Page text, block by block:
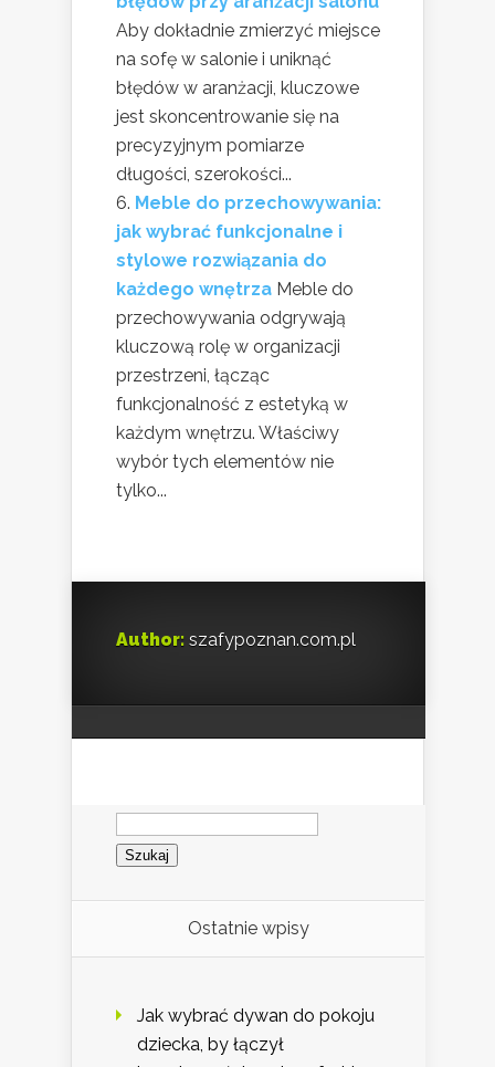
Aby dokładnie zmierzyć miejsce
na sofę w salonie i uniknąć
błędów w aranżacji, kluczowe
jest skoncentrowanie się na
precyzyjnym pomiarze
długości, szerokości...
Meble do przechowywania:
jak wybrać funkcjonalne i
stylowe rozwiązania do
każdego wnętrza Meble do
przechowywania odgrywają
kluczową rolę w organizacji
przestrzeni, łącząc
funkcjonalność z estetyką w
każdym wnętrzu. Właściwy
wybór tych elementów nie
tylko...
Author: szafypoznan.com.pl
Szukaj:
Ostatnie wpisy
Jak wybrać dywan do pokoju
dziecka, by łączył